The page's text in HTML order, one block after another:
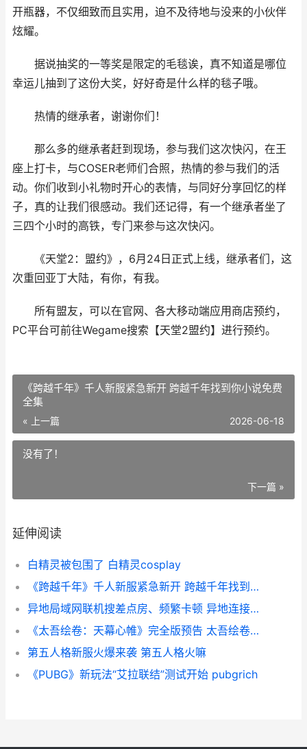
开瓶器，不仅细致而且实用，迫不及待地与没来的小伙伴
炫耀。
据说抽奖的一等奖是限定的毛毯诶，真不知道是哪位
幸运儿抽到了这份大奖，好好奇是什么样的毯子哦。
热情的继承者，谢谢你们！
那么多的继承者赶到现场，参与我们这次快闪，在王
座上打卡，与COSER老师们合照，热情的参与我们的活
动。你们收到小礼物时开心的表情，与同好分享回忆的样
子，真的让我们很感动。我们还记得，有一个继承者坐了
三四个小时的高铁，专门来参与这次快闪。
《天堂2：盟约》，6月24日正式上线，继承者们，这
次重回亚丁大陆，有你，有我。
所有盟友，可以在官网、各大移动端应用商店预约，
PC平台可前往Wegame搜索【天堂2盟约】进行预约。
《跨越千年》千人新服紧急新开 跨越千年找到你小说免费
全集
« 上一篇 2026-06-18
没有了！
下一篇 »
延伸阅读
白精灵被包围了 白精灵cosplay
《跨越千年》千人新服紧急新开 跨越千年找到你小说免费全集
异地局域网联机搜差点房、频繁卡顿 异地连接局域网
《太吾绘卷：天幕心帷》完全版预告 太吾绘卷天幕心帷手机版
第五人格新服火爆来袭 第五人格火嘛
《PUBG》新玩法“艾拉联结”测试开始 pubgrich